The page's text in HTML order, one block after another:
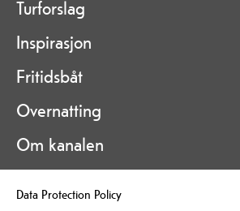
Turforslag
Inspirasjon
Fritidsbåt
Overnatting
Om kanalen
Data Protection Policy